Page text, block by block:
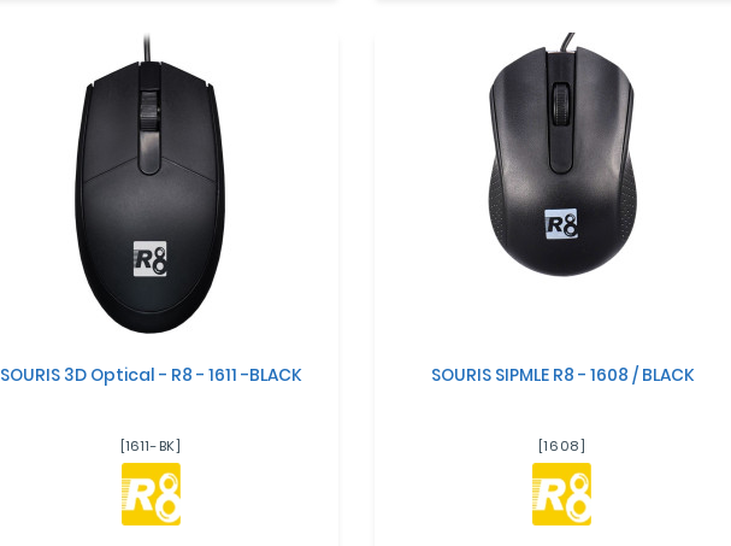
SOURIS 3D Optical - R8 - 1611 -BLACK
[1611-BK]
SOURIS SIPMLE R8 - 1608 / BLACK
[1608]